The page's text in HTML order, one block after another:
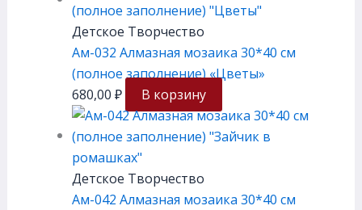
Детское Творчество
Ам-032 Алмазная мозаика 30*40 см
(полное заполнение) «Цветы»
680,00 ₽ В корзину
Детское Творчество
Ам-042 Алмазная мозаика 30*40 см